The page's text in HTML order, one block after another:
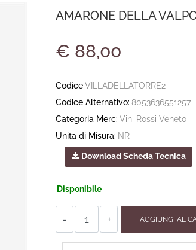
AMARONE DELLA
€ 88,00
CodiceVILLADELLATORRE2
Codice Alternativo: 8053636551257
Categoria Merc: Vini Rossi Veneto
Unita di Misura: NR
Download Scheda Tecnica
Disponibile
AGGIUNGI AL